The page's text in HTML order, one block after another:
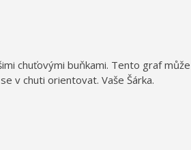
chuťovými buňkami. Tento graf
v chuti orientovat. Vaše Šárka.